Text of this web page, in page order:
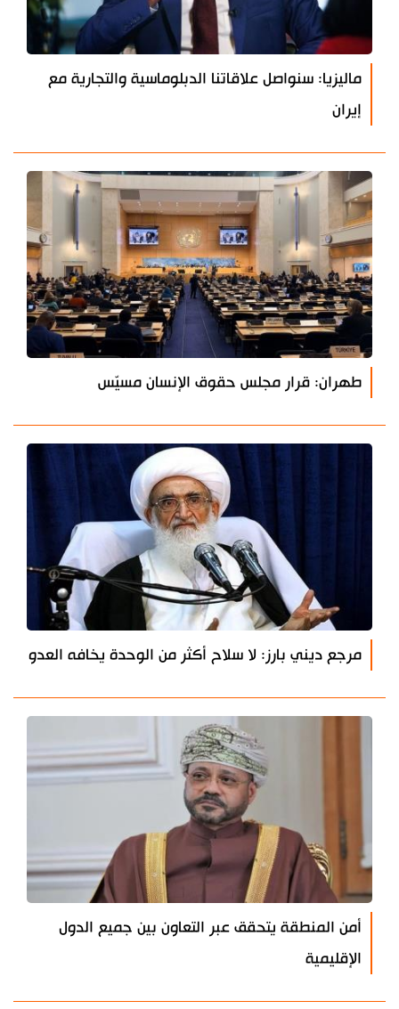
ماليزيا: سنواصل علاقاتنا الدبلوماسية والتجارية مع
إيران
طهران: قرار مجلس حقوق الإنسان مسيّس
مرجع ديني بارز: لا سلاح أكثر من الوحدة يخافه العدو
أمن المنطقة يتحقق عبر التعاون بين جميع الدول
الإقليمية